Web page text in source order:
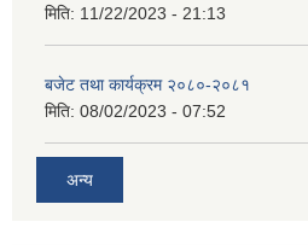
मिति: 11/22/2023 - 21:13
बजेट तथा कार्यक्रम २०८०-२०८१
मिति: 08/02/2023 - 07:52
अन्य